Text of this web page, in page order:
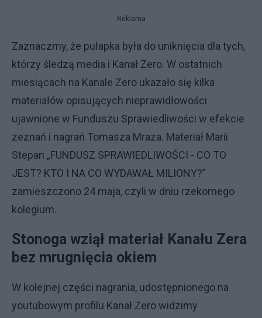
Reklama
Zaznaczmy, że pułapka była do uniknięcia dla tych,
którzy śledzą media i Kanał Zero. W ostatnich
miesiącach na Kanale Zero ukazało się kilka
materiałów opisujących nieprawidłowości
ujawnione w Funduszu Sprawiedliwości w efekcie
zeznań i nagrań Tomasza Mraza. Materiał Marii
Stepan „FUNDUSZ SPRAWIEDLIWOŚCI - CO TO
JEST? KTO I NA CO WYDAWAŁ MILIONY?”
zamieszczono 24 maja, czyli w dniu rzekomego
kolegium.
Stonoga wziął materiał Kanału Zera
bez mrugnięcia okiem
W kolejnej części nagrania, udostępnionego na
youtubowym profilu Kanał Zero widzimy